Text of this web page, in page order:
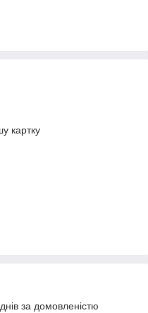
картку
за домовленістю